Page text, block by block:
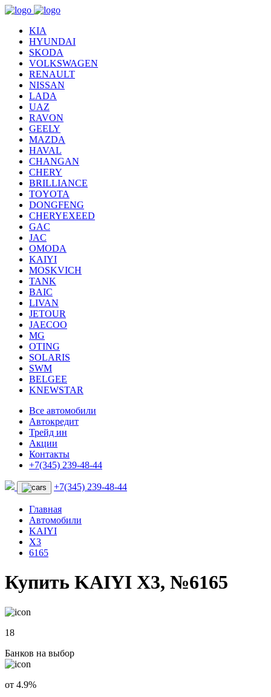
KIA
HYUNDAI
SKODA
VOLKSWAGEN
RENAULT
NISSAN
LADA
UAZ
RAVON
GEELY
MAZDA
HAVAL
CHANGAN
CHERY
BRILLIANCE
TOYOTA
DONGFENG
CHERYEXEED
GAC
JAC
OMODA
KAIYI
MOSKVICH
TANK
BAIC
LIVAN
JETOUR
JAECOO
MG
OTING
SOLARIS
SWM
BELGEE
KNEWSTAR
Все автомобили
Автокредит
Трейд ин
Акции
Контакты
+7(345) 239-48-44
+7(345) 239-48-44
Главная
Автомобили
KAIYI
X3
6165
Купить KAIYI X3, №6165
18
Банков на выбор
от 4.9%